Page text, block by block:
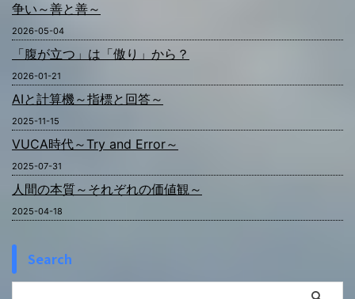
争い～善と善～
2026-05-04
「腹が立つ」は「傲り」から？
2026-01-21
AIと計算機～指標と回答～
2025-11-15
VUCA時代～Try and Error～
2025-07-31
人間の本質～それぞれの価値観～
2025-04-18
Search